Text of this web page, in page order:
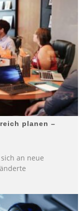
planen –
an neue